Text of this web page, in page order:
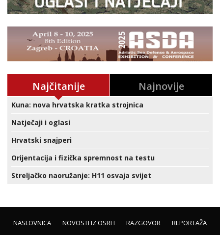
Najčitanije Najnovije
Kuna: nova hrvatska kratka strojnica
Natječaji i oglasi
Hrvatski snajperi
Orijentacija i fizička spremnost na testu
Streljačko naoružanje: H11 osvaja svijet
NASLOVNICA NOVOSTI IZ OSRH RAZGOVOR
REPORTAŽA